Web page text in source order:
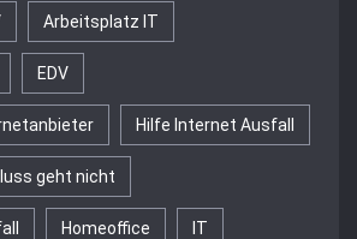
Arbeitsplatz IT
EDV
Hilfe Internet Ausfall
geht nicht
Homeoffice IT